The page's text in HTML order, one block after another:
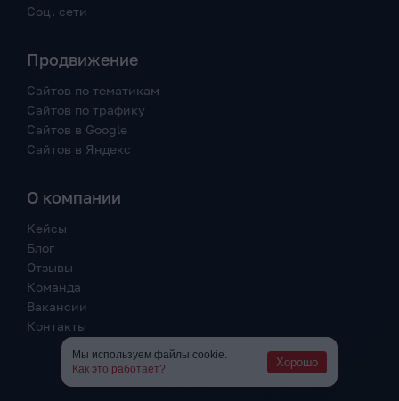
Соц. сети
Продвижение
Сайтов по тематикам
Сайтов по трафику
Сайтов в Google
Сайтов в Яндекс
О компании
Кейсы
Блог
Отзывы
Команда
Вакансии
Контакты
Мы используем файлы cookie.
Как это работает?
Хорошо